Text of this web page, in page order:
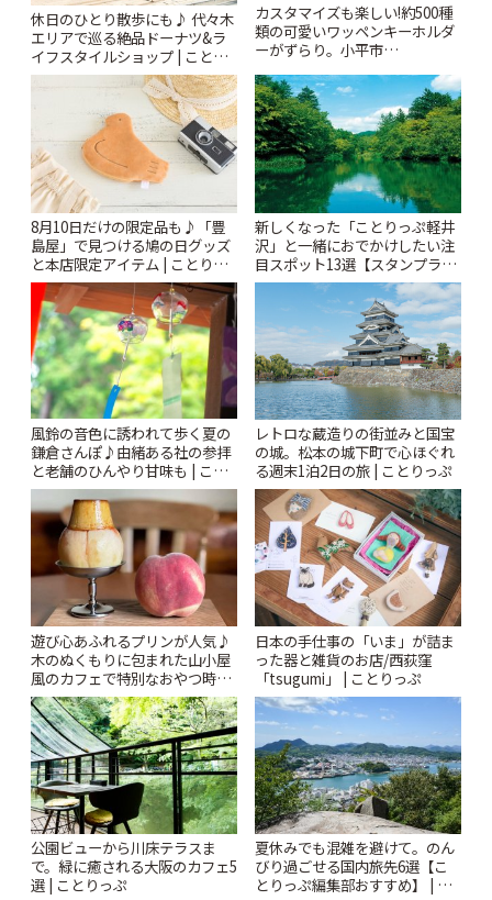
休日のひとり散歩にも♪ 代々木
エリアで巡る絶品ドーナツ&ラ
イフスタイルショップ | ことり
っぷ
カスタマイズも楽しい!約500種
類の可愛いワッペンキーホルダ
ーがずらり。小平市
ぷ
8月10日だけの限定品も♪「豊
島屋」で見つける鳩の日グッズ
と本店限定アイテム | ことりっ
ぷ
新しくなった「ことりっぷ軽井
沢」と一緒におでかけしたい注
目スポット13選【スタンプラリ
ー開催中】 | ことりっぷ
風鈴の音色に誘われて歩く夏の
鎌倉さんぽ♪由緒ある社の参拝
と老舗のひんやり甘味も | こと
りっぷ
レトロな蔵造りの街並みと国宝
の城。松本の城下町で心ほぐれ
る週末1泊2日の旅 | ことりっぷ
遊び心あふれるプリンが人気♪
木のぬくもりに包まれた山小屋
風のカフェで特別なおやつ時間
を/ 町田「beans farm」 | こと
りっぷ
日本の手仕事の「いま」が詰ま
った器と雑貨のお店/西荻窪
「tsugumi」 | ことりっぷ
公園ビューから川床テラスま
で。緑に癒される大阪のカフェ5
選 | ことりっぷ
夏休みでも混雑を避けて。のん
びり過ごせる国内旅先6選【こ
とりっぷ編集部おすすめ】 | こ